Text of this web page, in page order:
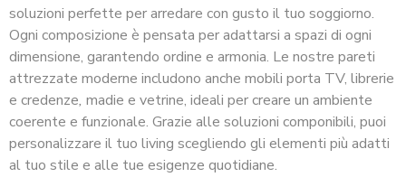
soluzioni perfette per arredare con gusto il tuo soggiorno.
Ogni composizione è pensata per adattarsi a spazi di ogni
dimensione, garantendo ordine e armonia. Le nostre pareti
attrezzate moderne includono anche mobili porta TV, librerie
e credenze, madie e vetrine, ideali per creare un ambiente
coerente e funzionale. Grazie alle soluzioni componibili, puoi
personalizzare il tuo living scegliendo gli elementi più adatti
al tuo stile e alle tue esigenze quotidiane.